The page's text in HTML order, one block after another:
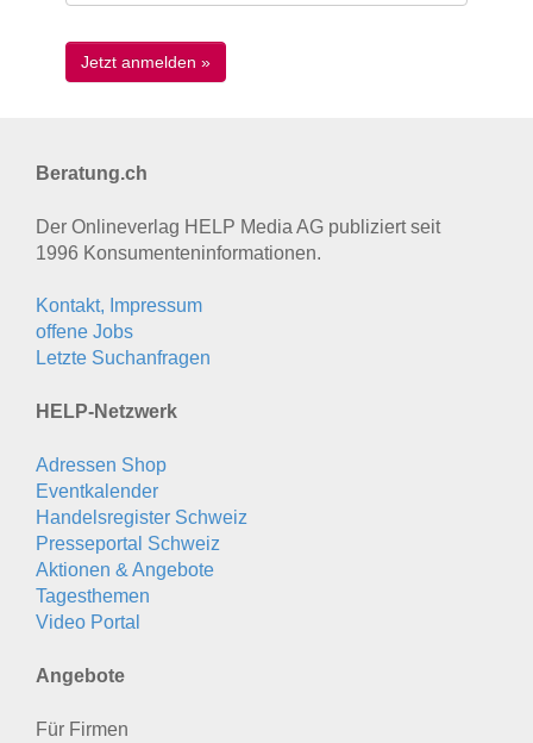
Beratung.ch
Der Onlineverlag HELP Media AG publiziert seit
1996 Konsumenten­informationen.
Kontakt, Impressum
offene Jobs
Letzte Suchanfragen
HELP-Netzwerk
Adressen Shop
Eventkalender
Handelsregister Schweiz
Presseportal Schweiz
Aktionen & Angebote
Tagesthemen
Video Portal
Angebote
Für Firmen